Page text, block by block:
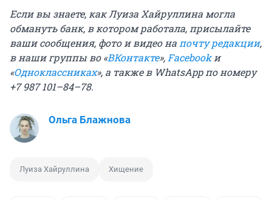
Если вы знаете, как Луиза Хайруллина могла
обмануть банк, в котором работала, присылайте
ваши сообщения, фото и видео напочту редакции,
в наши группы во «ВКонтакте»,Facebookи
«Одноклассниках», а также в WhatsApp по номеру
+7 987 101–84–78.
Ольга Блажнова
Луиза Хайруллина Хищение